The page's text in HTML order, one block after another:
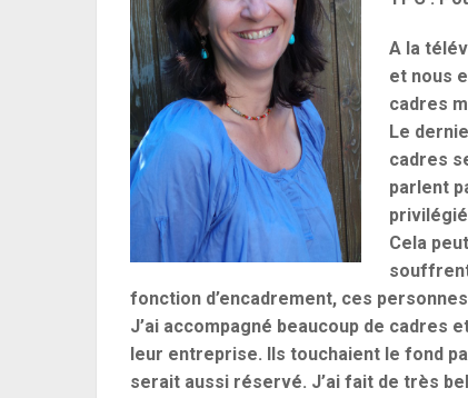
A la
et nous
cadres
Le
cadres
parlent
Cela
fonction d’encadrement, ces
J’ai accompagné beaucoup de cadres
leur entreprise. Ils touchaient le fond
serait aussi réservé. J’ai fait de très